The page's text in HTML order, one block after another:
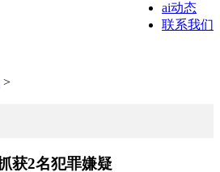
ai动态
联系我们
>
获2名犯罪嫌疑